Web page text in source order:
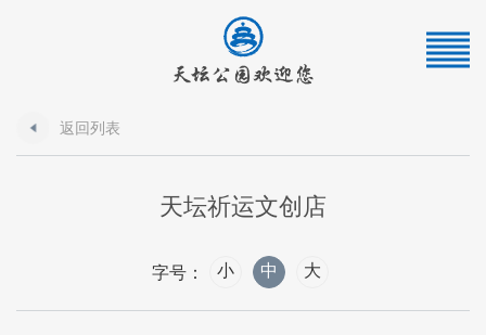
返回列表
天坛祈运文创店
字号： 小 中 大